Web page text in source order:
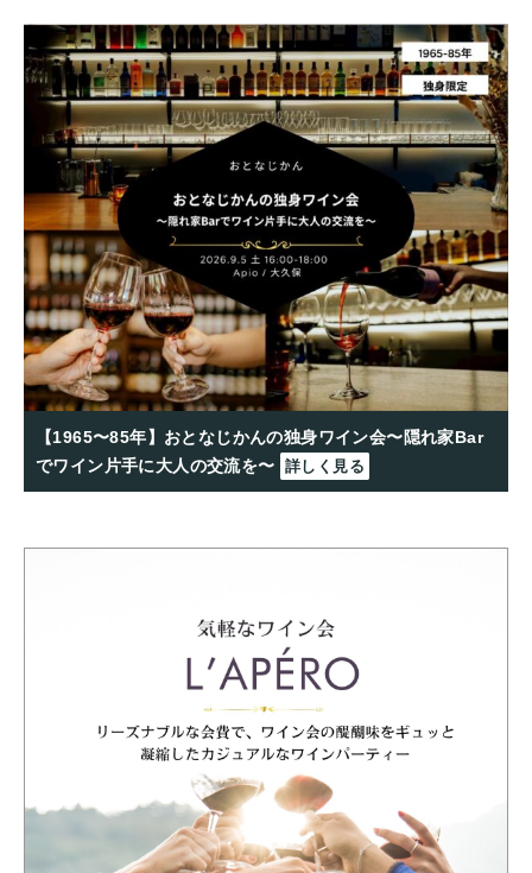
【1965〜85年】おとなじかんの独身ワイン会〜隠れ家Bar
でワイン片手に大人の交流を〜 詳しく見る